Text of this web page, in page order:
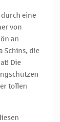
eine
von
an
Schins, die
Die
tollen